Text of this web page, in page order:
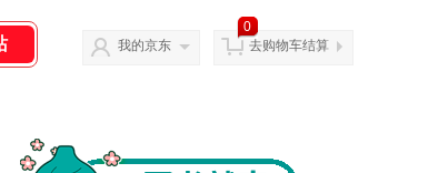
我的京东
0
去购物车结算